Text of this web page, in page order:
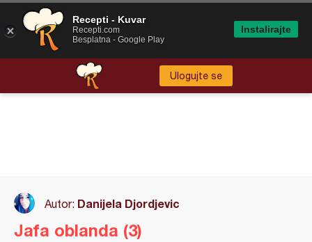
Ulogujte se
Autor: Danijela Djordjevic
Jafa oblanda (3)
Recepti - Kuvar
Recepti.com
Besplatna - Google Play
Instalirajte